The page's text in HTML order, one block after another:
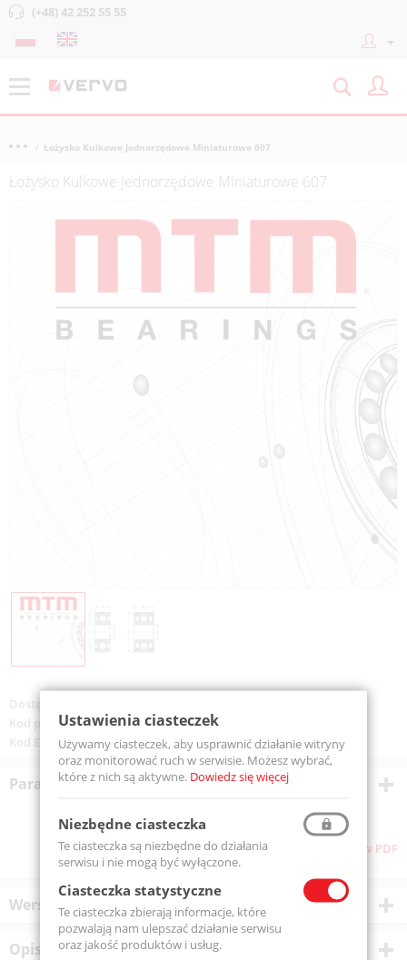
(+48) 42 252 55 55
Łożysko Kulkowe Jednorzędowe Miniaturowe 607
Łożysko Kulkowe Jednorzędowe Miniaturowe 607
Dostępność:
Kod produktu:607-MTM
Kod EAN: 5907772110751
Parametry techniczne
Pliki do pobrania Pobierz stronę w PDF
Wersje produktu
Opis produktu
Ustawienia ciasteczek
Używamy ciasteczek, aby usprawnić działanie witryny
oraz monitorować ruch w serwisie. Możesz wybrać,
które z nich są aktywne. Dowiedz się więcej
Niezbędne ciasteczka
Te ciasteczka są niezbędne do działania
serwisu i nie mogą być wyłączone.
Ciasteczka statystyczne
Te ciasteczka zbierają informacje, które
pozwalają nam ulepszać działanie serwisu
oraz jakość produktów i usług.